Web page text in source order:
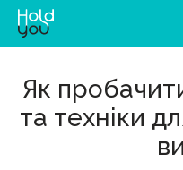
Як
та техніки